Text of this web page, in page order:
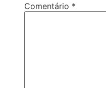
Comentário *